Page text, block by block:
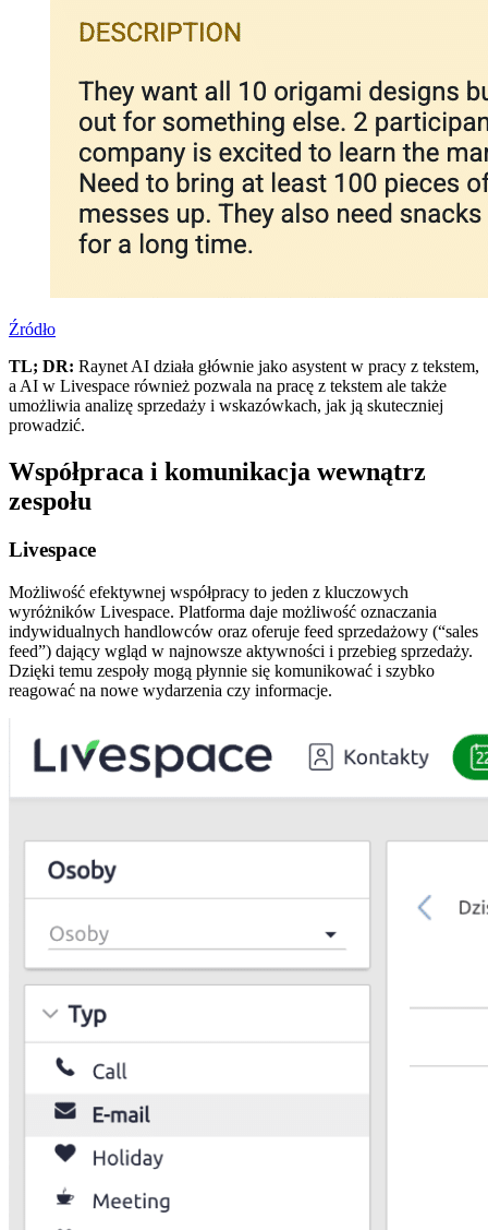
Źródło
TL; DR: Raynet AI działa głównie jako asystent w pracy z tekstem,
a AI w Livespace również pozwala na pracę z tekstem ale także
umożliwia analizę sprzedaży i wskazówkach, jak ją skuteczniej
prowadzić.
Współpraca i komunikacja wewnątrz
zespołu
Livespace
Możliwość efektywnej współpracy to jeden z kluczowych
wyróżników Livespace. Platforma daje możliwość oznaczania
indywidualnych handlowców oraz oferuje feed sprzedażowy (“sales
feed”) dający wgląd w najnowsze aktywności i przebieg sprzedaży.
Dzięki temu zespoły mogą płynnie się komunikować i szybko
reagować na nowe wydarzenia czy informacje.